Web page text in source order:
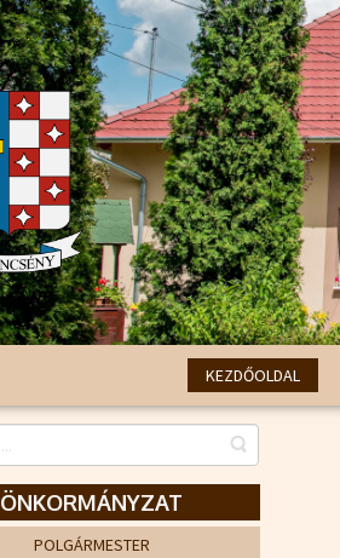
KEZDŐOLDAL
ÖNKORMÁNYZAT
POLGÁRMESTER